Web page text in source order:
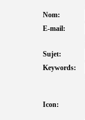
Nom:
E-mail:
Sujet:
Keywords:
Icon: